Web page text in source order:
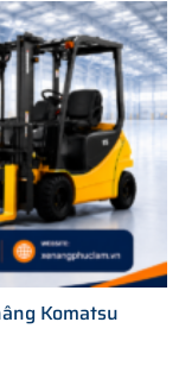
Komatsu